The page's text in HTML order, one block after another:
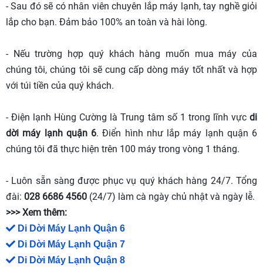
- Sau đó sẽ có nhân viên chuyên lắp máy lạnh, tay nghề giỏi
lắp cho bạn. Đảm bảo 100% an toàn và hài lòng.
- Nếu trường hợp quý khách hàng muốn mua máy của
chúng tôi, chúng tôi sẽ cung cấp dòng máy tốt nhất và hợp
với túi tiền của quý khách.
- Điện lạnh Hùng Cường là Trung tâm số 1 trong lĩnh vực di
dời máy lạnh quận 6. Điển hình như lắp máy lạnh quận 6
chúng tôi đã thực hiện trên 100 máy trong vòng 1 tháng.
- Luôn sẵn sàng được phục vụ quý khách hàng 24/7. Tổng
đài: 028 6686 4560 (24/7) làm cà ngày chủ nhật và ngày lễ.
>>> Xem thêm:
Di Dời Máy Lạnh Quận 6
Di Dời Máy Lạnh Quận 7
Di Dời Máy Lạnh Quận 8